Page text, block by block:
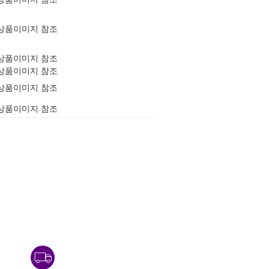
품이미지 참조
품이미지 참조
품이미지 참조
품이미지 참조
품이미지 참조